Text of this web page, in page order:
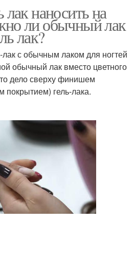
наносить на
ли обычный лак
лак?
лак с обычным лаком для ногтей
обычный лак вместо цветного
дело сверху финишем
гель-лака.